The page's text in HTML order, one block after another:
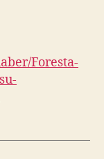
Foresta-